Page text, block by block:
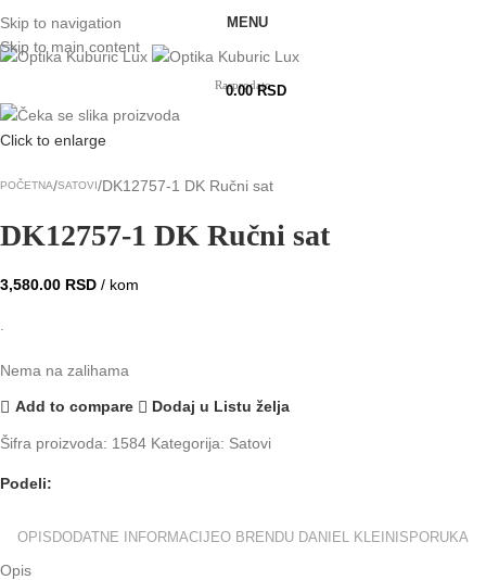
Skip to navigation
Skip to main content
MENU
0.00RSD
Rasprodato
Click to enlarge
POČETNA SATOVI DK12757-1 DK Ručni sat
DK12757-1 DK Ručni sat
3,580.00 RSD / kom
Nema na zalihama
Add to compare Dodaj u Listu želja
Šifra proizvoda: 1584 Kategorija: Satovi
Podeli:
OPIS DODATNE INFORMACIJEO BRENDU DANIEL KLEIN ISPORUKA
Opis